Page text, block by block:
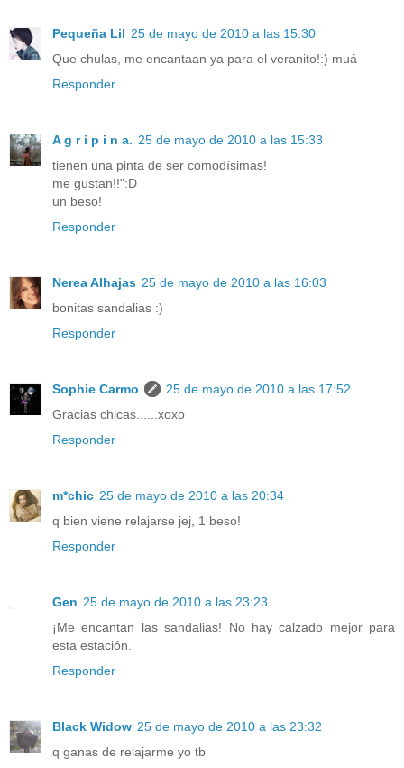
Pequeña Lil 25 de mayo de 2010 a las 15:30
Que chulas, me encantaan ya para el veranito!:) muá
Responder
A g r i p i n a. 25 de mayo de 2010 a las 15:33
tienen una pinta de ser comodísimas!
me gustan!!":D
un beso!
Responder
Nerea Alhajas 25 de mayo de 2010 a las 16:03
bonitas sandalias :)
Responder
Sophie Carmo
25 de mayo de 2010 a las 17:52
Gracias chicas......xoxo
Responder
m*chic 25 de mayo de 2010 a las 20:34
q bien viene relajarse jej, 1 beso!
Responder
Gen 25 de mayo de 2010 a las 23:23
¡Me encantan las sandalias! No hay calzado mejor para
esta estación.
Responder
Black Widow 25 de mayo de 2010 a las 23:32
q ganas de relajarme yo tb